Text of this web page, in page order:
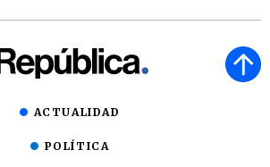
ACTUALIDAD
POLÍTICA